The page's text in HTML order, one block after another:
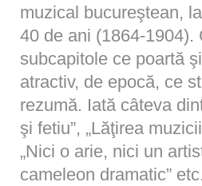
muzical bucureştean,
40 de ani (1864-
subcapitole ce poartă
atractiv, de epocă, ce
rezumă. Iată câteva
şi fetiu”, „Lăţirea
„Nici o arie, nici un
cameleon dramatic”